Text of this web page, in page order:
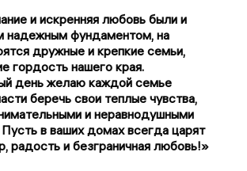
и искренняя любовь были и
надежным фундаментом, на
дружные и крепкие семьи,
гордость нашего края.
день желаю каждой семье
беречь свои теплые чувства,
и неравнодушными
в ваших домах всегда царят
радость и безграничная любовь!»